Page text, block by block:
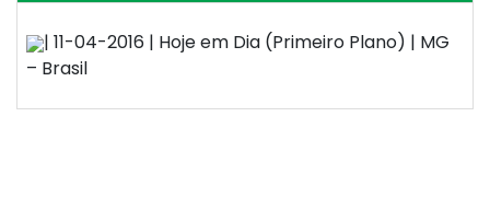
| 11-04-2016 | Hoje em Dia (Primeiro Plano) | MG
– Brasil